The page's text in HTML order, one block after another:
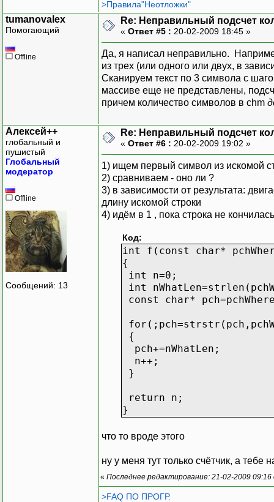
>Правила"Неотложки"
tumanovalex
Помогающий
Offline
Re: Неправильный подсчет
« Ответ #5 : 20-02-2009 18:45 »
Да, я написал неправильно.
из трех (или одного или двух, в
Сканируем текст по 3 символа с
массиве еще не представлены,
причем количество символов в chm
Алексей++
глобальный и
пушистый
Глобальный
модератор
Offline
Сообщений: 13
Re: Неправильный подсчет
« Ответ #6 : 20-02-2009 19:02 »
1) ищем первый символ из искомой
2) сравниваем - оно ли ?
3) в зависимости от результата:
длину искомой строки
4) идём в 1 , пока строка не кончилась
Код:
int f(const char*
{
int n=0;
int
const char*
{
pch+=nWhatLen;
n++;
}
return n;
}
что то вроде этого
ну у меня тут только счётчик, а тебе
« Последнее редактирование: 21-02-2009
>FAQ ПО ПРОГР.